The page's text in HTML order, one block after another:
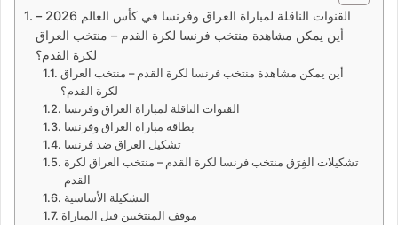
القنوات الناقلة لمباراة العراق وفرنسا في كأس العالم 2026 –
أين يمكن مشاهدة منتخب فرنسا لكرة القدم – منتخب العراق
لكرة القدم؟
أين يمكن مشاهدة منتخب فرنسا لكرة القدم – منتخب العراق
لكرة القدم؟
القنوات الناقلة لمباراة العراق وفرنسا
بطاقة مباراة العراق وفرنسا
تشكيل العراق ضد فرنسا
تشكيلات الفِرَق منتخب فرنسا لكرة القدم – منتخب العراق لكرة
القدم
التشكيلة الأساسية
موقف المنتخبين قبل المباراة